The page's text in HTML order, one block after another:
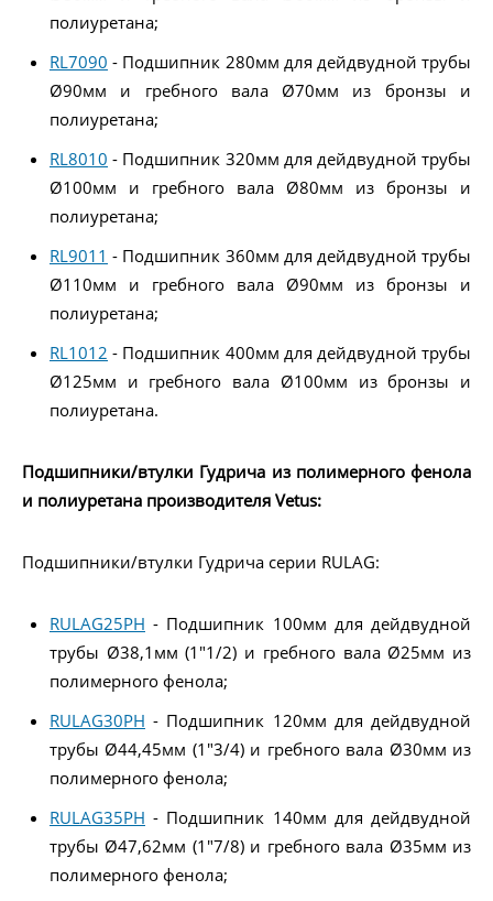
полиуретана;
RL7090 - Подшипник 280мм для дейдвудной трубы
Ø90мм и гребного вала Ø70мм из бронзы и
полиуретана;
RL8010 - Подшипник 320мм для дейдвудной трубы
Ø100мм и гребного вала Ø80мм из бронзы и
полиуретана;
RL9011 - Подшипник 360мм для дейдвудной трубы
Ø110мм и гребного вала Ø90мм из бронзы и
полиуретана;
RL1012 - Подшипник 400мм для дейдвудной трубы
Ø125мм и гребного вала Ø100мм из бронзы и
полиуретана.
Подшипники/втулки Гудрича из полимерного фенола
и полиуретана производителя Vetus:
Подшипники/втулки Гудрича серии RULAG:
RULAG25PH - Подшипник 100мм для дейдвудной
трубы Ø38,1мм (1"1/2) и гребного вала Ø25мм из
полимерного фенола;
RULAG30PH - Подшипник 120мм для дейдвудной
трубы Ø44,45мм (1"3/4) и гребного вала Ø30мм из
полимерного фенола;
RULAG35PH - Подшипник 140мм для дейдвудной
трубы Ø47,62мм (1"7/8) и гребного вала Ø35мм из
полимерного фенола;